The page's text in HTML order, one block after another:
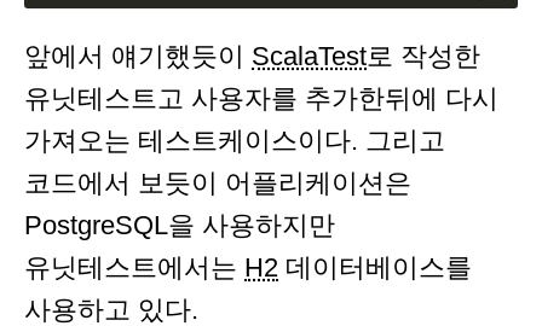
앞에서 얘기했듯이 ScalaTest로 작성한
유닛테스트고 사용자를 추가한뒤에 다시
가져오는 테스트케이스이다. 그리고
코드에서 보듯이 어플리케이션은
PostgreSQL을 사용하지만
유닛테스트에서는 H2 데이터베이스를
사용하고 있다.